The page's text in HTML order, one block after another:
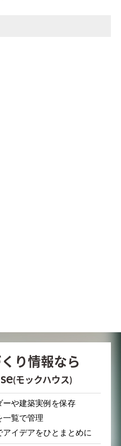
り情報なら
(モックハウス)
ーや建築実例を保存
一覧で管理
アイデアをひとまとめに